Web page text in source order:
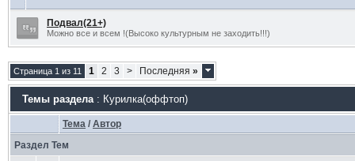
Подвал(21+)
Можно все и всем !(Высоко культурным не заходить!!!)
Страница 1 из 11 1 2 3 > Последняя »
Темы раздела: Курилка(оффтоп)
Тема/ Автор
Раздел Тем